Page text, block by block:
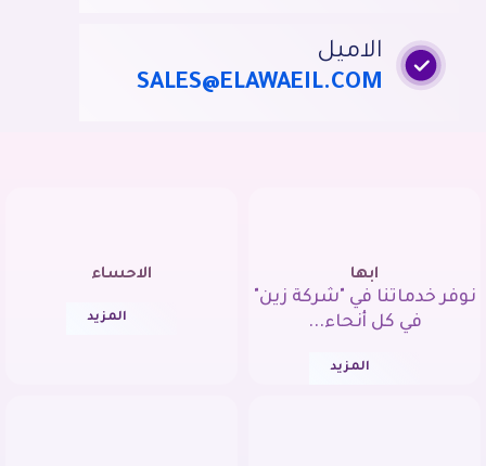
الاميل
SALES@ELAWAEIL.COM
ابها
نوفر خدماتنا في "شركة زين"
في كل أنحاء...
المزيد
الاحساء
المزيد